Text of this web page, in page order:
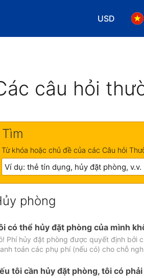
USD
Chọn loại
câu hỏi
Tìm
Từ khóa hoặc chủ đề của các Câu hỏi
phòng
có thể hủy đặt phòng của mình
Phí hủy đặt phòng được quyết định bởi
toán các phụ phí (nếu có) cho chỗ
tôi cần hủy đặt phòng, tôi có